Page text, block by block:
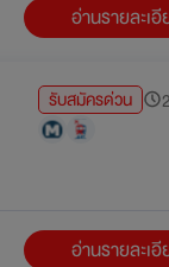
อ่านรายละเ
รับสมัครด่วน
อ่านรายละเ